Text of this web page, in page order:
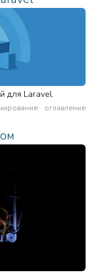
для Laravel.
оглавление